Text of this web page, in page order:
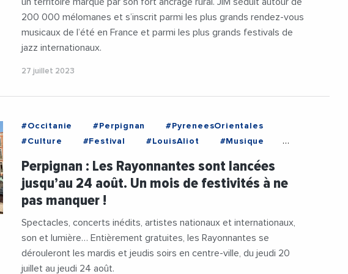
200 000 mélomanes et s’inscrit parmi les plus grands rendez-vous
musicaux de l’été en France et parmi les plus grands festivals de
jazz internationaux.
27 juillet 2023
#Occitanie #Perpignan
#PyreneesOrientales
#Culture
#Festival #LouisAliot
#Musique
#Videos
#VilleDePerpignan
Perpignan : Les Rayonnantes sont lancées
jusqu’au 24 août. Un mois de festivités à ne
pas manquer !
Spectacles, concerts inédits, artistes nationaux et internationaux,
son et lumière… Entièrement gratuites, les Rayonnantes se
dérouleront les mardis et jeudis soirs en centre-ville, du jeudi 20
juillet au jeudi 24 août.